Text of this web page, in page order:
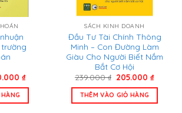
₫.
₫Giá
tại
350.000 ₫.
SÁCH KINH DOANH
Đầu Tư Tài Chính Thông
Minh – Con Đường Làm
Giàu Cho Người Biết Nắm
Bắt Cơ Hội
239.000₫ Giá
là:
239.000 ₫.
205.000₫Giá
tại
THÊM VÀO GIỎ HÀNG